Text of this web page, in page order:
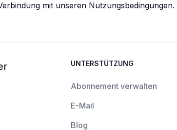
mit unseren Nutzungsbedingungen.
UNTERSTÜTZUNG
Abonnement verwalten
E-Mail
Blog